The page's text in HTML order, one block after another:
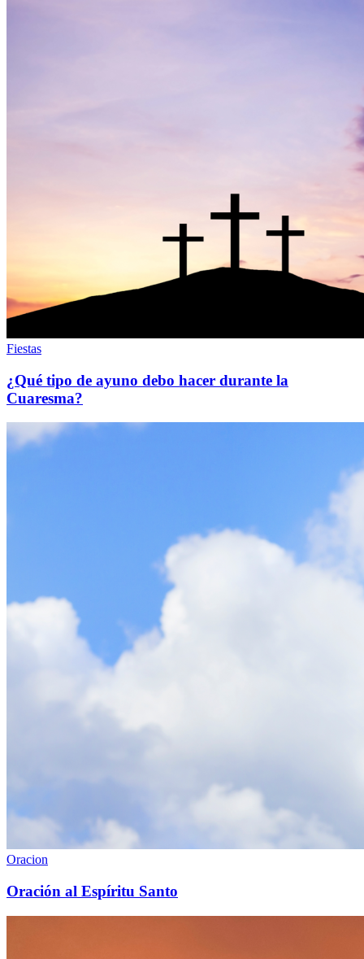
Fiestas
¿Qué tipo de ayuno debo hacer durante la
Cuaresma?
Oracion
Oración al Espíritu Santo